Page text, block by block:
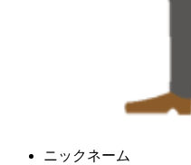
ニックネーム